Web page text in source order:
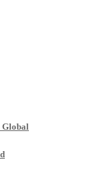
Global